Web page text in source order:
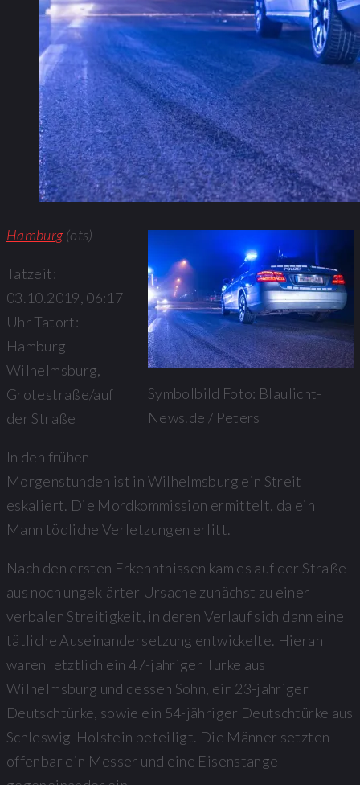
Symbolbild Foto: Blaulicht-
News.de / Peters
Hamburg(ots)
Tatzeit:
03.10.2019, 06:17
Uhr Tatort:
Hamburg-
Wilhelmsburg,
Grotestraße/auf
der Straße
In den frühen
Morgenstunden ist in Wilhelmsburg ein Streit
eskaliert. Die Mordkommission ermittelt, da ein
Mann tödliche Verletzungen erlitt.
Nach den ersten Erkenntnissen kam es auf der Straße
aus noch ungeklärter Ursache zunächst zu einer
verbalen Streitigkeit, in deren Verlauf sich dann eine
tätliche Auseinandersetzung entwickelte. Hieran
waren letztlich ein 47-jähriger Türke aus
Wilhelmsburg und dessen Sohn, ein 23-jähriger
Deutschtürke, sowie ein 54-jähriger Deutschtürke aus
Schleswig-Holstein beteiligt. Die Männer setzten
offenbar ein Messer und eine Eisenstange